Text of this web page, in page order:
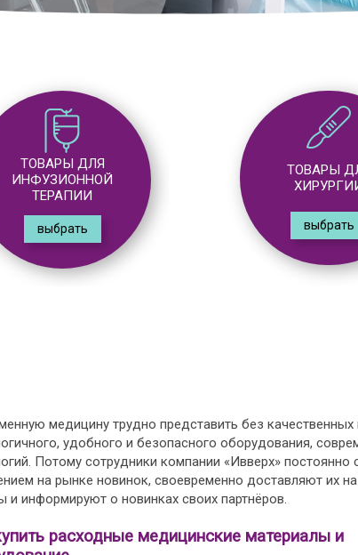
ТОВАРЫ ДЛЯ
ХИРУРГИИ
выбрать
ТОВАРЫ
выбрать
медицину трудно представить без качественных
удобного и безопасного оборудования,
Потому сотрудники компании «Ивверх» постоянно
на рынке новинок, своевременно доставляют их
и информируют о новинках своих партнёров.
расходные медицинские материалы и